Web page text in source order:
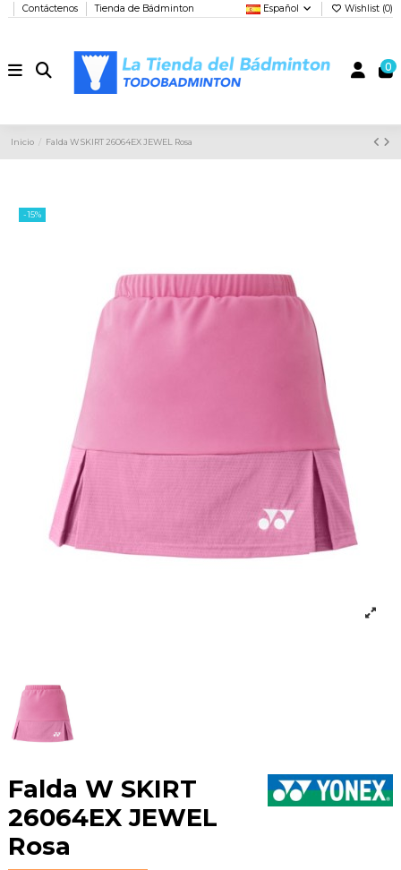
Contáctenos Tienda de Bádminton Español Wishlist (0)
0
Inicio Falda W SKIRT 26064EX JEWEL Rosa
-15%
Falda W SKIRT
26064EX JEWEL
Rosa